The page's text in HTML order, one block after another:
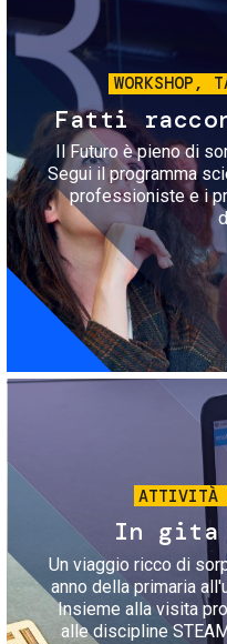
WORKSHOP,
Fatti
Il Futuro è pieno di
Segui il programma
professioniste e i
ATTIVITÀ
In gita
Un viaggio ricco di
anno della primaria
Insieme alla visita
alle discipline